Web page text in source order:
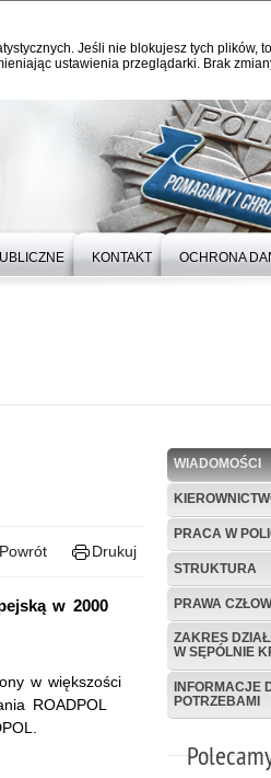
Jeśli nie blokujesz tych plików,
ustawienia przeglądarki. Brak
KONTAKT OCHRONA
Powrót Drukuj
w 2000
w większości
ROADPOL
WIADOMOŚCI
PRACA W
STRUKTURA
PRAWA
ZAKRES
W SĘPÓLNIE
INFORMACJE
POTRZEBAMI